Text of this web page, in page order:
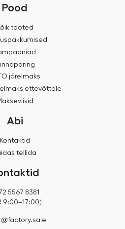
Pood
tooted
järelmaks
ettevõttele
Abi
Kontaktid
tellida
5567 8381
9:00–17:00)